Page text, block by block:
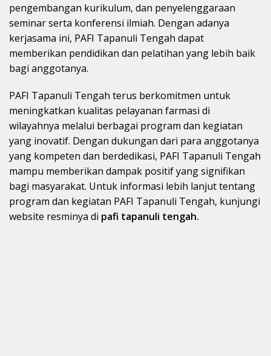
pengembangan kurikulum, dan penyelenggaraan
seminar serta konferensi ilmiah. Dengan adanya
kerjasama ini, PAFI Tapanuli Tengah dapat
memberikan pendidikan dan pelatihan yang lebih baik
bagi anggotanya.
PAFI Tapanuli Tengah terus berkomitmen untuk
meningkatkan kualitas pelayanan farmasi di
wilayahnya melalui berbagai program dan kegiatan
yang inovatif. Dengan dukungan dari para anggotanya
yang kompeten dan berdedikasi, PAFI Tapanuli Tengah
mampu memberikan dampak positif yang signifikan
bagi masyarakat. Untuk informasi lebih lanjut tentang
program dan kegiatan PAFI Tapanuli Tengah, kunjungi
website resminya di pafi tapanuli tengah.